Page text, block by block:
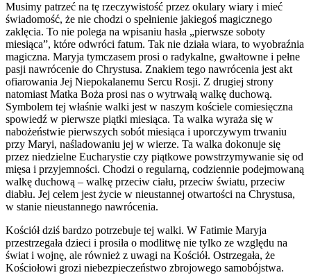
Musimy patrzeć na tę rzeczywistość przez okulary wiary i mieć
świadomość, że nie chodzi o spełnienie jakiegoś magicznego
zaklęcia. To nie polega na wpisaniu hasła „pierwsze soboty
miesiąca”, które odwróci fatum. Tak nie działa wiara, to wyobraźnia
magiczna. Maryja tymczasem prosi o radykalne, gwałtowne i pełne
pasji nawrócenie do Chrystusa. Znakiem tego nawrócenia jest akt
ofiarowania Jej Niepokalanemu Sercu Rosji. Z drugiej strony
natomiast Matka Boża prosi nas o wytrwałą walkę duchową.
Symbolem tej właśnie walki jest w naszym kościele comiesięczna
spowiedź w pierwsze piątki miesiąca. Ta walka wyraża się w
nabożeństwie pierwszych sobót miesiąca i uporczywym trwaniu
przy Maryi, naśladowaniu jej w wierze. Ta walka dokonuje się
przez niedzielne Eucharystie czy piątkowe powstrzymywanie się od
mięsa i przyjemności. Chodzi o regularną, codziennie podejmowaną
walkę duchową – walkę przeciw ciału, przeciw światu, przeciw
diabłu. Jej celem jest życie w nieustannej otwartości na Chrystusa,
w stanie nieustannego nawrócenia.
Kościół dziś bardzo potrzebuje tej walki. W Fatimie Maryja
przestrzegała dzieci i prosiła o modlitwę nie tylko ze względu na
świat i wojnę, ale również z uwagi na Kościół. Ostrzegała, że
Kościołowi grozi niebezpieczeństwo zbrojowego samobójstwa.